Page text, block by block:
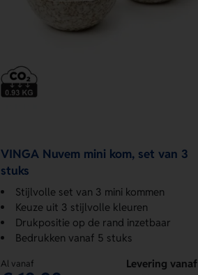
VINGA Nuvem mini kom, set van 3
stuks
Stijlvolle set van 3 mini kommen
Keuze uit 3 stijlvolle kleuren
Drukpositie op de rand inzetbaar
Bedrukken vanaf 5 stuks
Al vanaf
Levering vanaf